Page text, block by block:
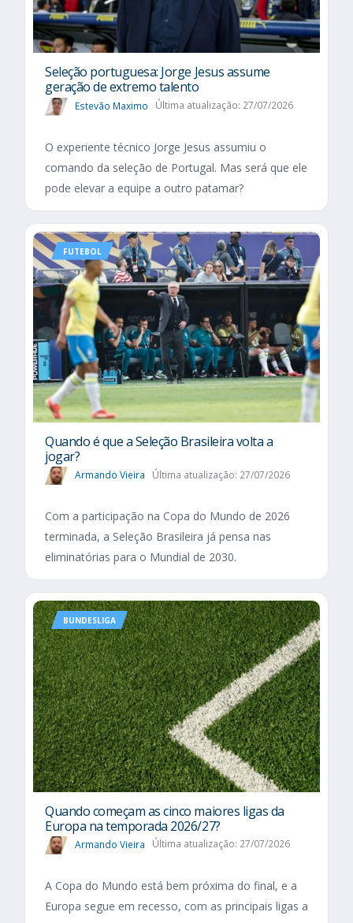
Seleção portuguesa: Jorge Jesus assume
geração de extremo talento
Estevão Maximo Última atualização: 27/07/2026
O experiente técnico Jorge Jesus assumiu o
comando da seleção de Portugal. Mas será que ele
pode elevar a equipe a outro patamar?
FUTEBOL
Quando é que a Seleção Brasileira volta a
jogar?
Armando Vieira Última atualização: 27/07/2026
Com a participação na Copa do Mundo de 2026
terminada, a Seleção Brasileira já pensa nas
eliminatórias para o Mundial de 2030.
BUNDESLIGA
Quando começam as cinco maiores ligas da
Europa na temporada 2026/27?
Armando Vieira Última atualização: 27/07/2026
A Copa do Mundo está bem próxima do final, e a
Europa segue em recesso, com as principais ligas a